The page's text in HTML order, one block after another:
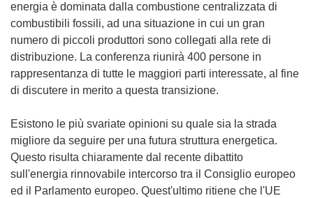
energia è dominata dalla combustione centralizzata di
combustibili fossili, ad una situazione in cui un gran
numero di piccoli produttori sono collegati alla rete di
distribuzione. La conferenza riunirà 400 persone in
rappresentanza di tutte le maggiori parti interessate, al fine
di discutere in merito a questa transizione.
Esistono le più svariate opinioni su quale sia la strada
migliore da seguire per una futura struttura energetica.
Questo risulta chiaramente dal recente dibattito
sull'energia rinnovabile intercorso tra il Consiglio europeo
ed il Parlamento europeo. Quest'ultimo ritiene che l'UE